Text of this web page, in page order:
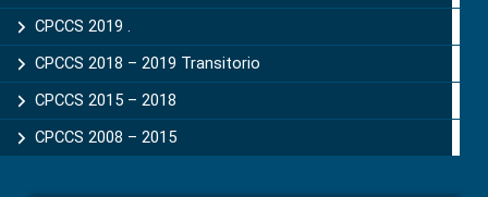
CPCCS 2019 .
CPCCS 2018 – 2019 Transitorio
CPCCS 2015 – 2018
CPCCS 2008 – 2015